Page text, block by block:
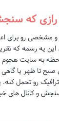
رازی که
رو برای اعلام
این یه رسمه که
به سایت
رو تحمل کنه.
و کانال های